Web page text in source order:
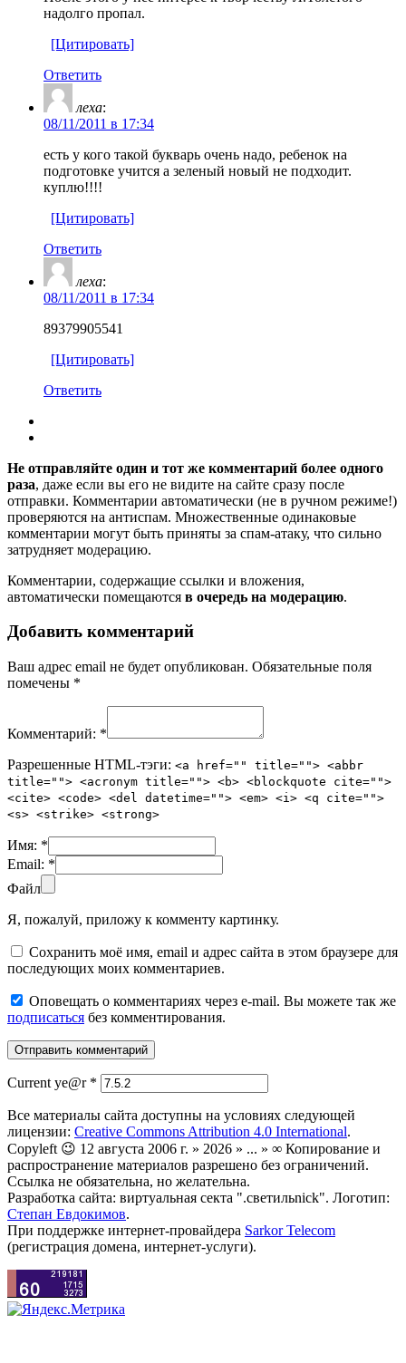
надолго пропал.
[Цитировать]
Ответить
леха:
08/11/2011 в 17:34
есть у кого такой букварь очень надо, ребенок на
подготовке учится а зеленый новый не подходит.
куплю!!!!
[Цитировать]
Ответить
леха:
08/11/2011 в 17:34
89379905541
[Цитировать]
Ответить
Не отправляйте один и тот же комментарий более одного
раза, даже если вы его не видите на сайте сразу после
отправки. Комментарии автоматически (не в ручном режиме!)
проверяются на антиспам. Множественные одинаковые
комментарии могут быть приняты за спам-атаку, что сильно
затрудняет модерацию.
Комментарии, содержащие ссылки и вложения,
автоматически помещаются в очередь на модерацию.
Добавить комментарий
Ваш адрес email не будет опубликован. Обязательные поля
помечены *
Комментарий: *
Разрешенные HTML-тэги: <a href="" title=""> <abbr
title=""> <acronym title=""> <b> <blockquote cite="">
<cite> <code> <del datetime=""> <em> <i> <q cite="">
<s> <strike> <strong>
Имя: *
Email: *
Файл
Я, пожалуй, приложу к комменту картинку.
Сохранить моё имя, email и адрес сайта в этом браузере для
последующих моих комментариев.
Оповещать о комментариях через e-mail. Вы можете так же
подписаться без комментирования.
Current ye@r *
Все материалы сайта доступны на условиях следующей
лицензии: Creative Commons Attribution 4.0 International.
Copyleft 😉 12 августа 2006 г. » 2026 » ... » ∞ Копирование и
распространение материалов разрешено без ограничений.
Ссылка не обязательна, но желательна.
Разработка сайта: виртуальная секта ".светильnick". Логотип:
Степан Евдокимов.
При поддержке интернет-провайдера Sarkor Telecom
(регистрация домена, интернет-услуги).